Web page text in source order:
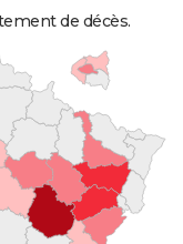
de décès.